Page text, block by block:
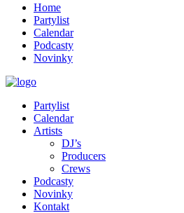
Home
Partylist
Calendar
Podcasty
Novinky
Partylist
Calendar
Artists
DJ’s
Producers
Crews
Podcasty
Novinky
Kontakt